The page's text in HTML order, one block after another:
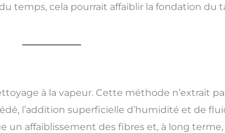
temps, cela pourrait affaiblir la fondation du
à la vapeur. Cette méthode n’extrait
l’addition superficielle d’humidité et de
un affaiblissement des fibres et, à long